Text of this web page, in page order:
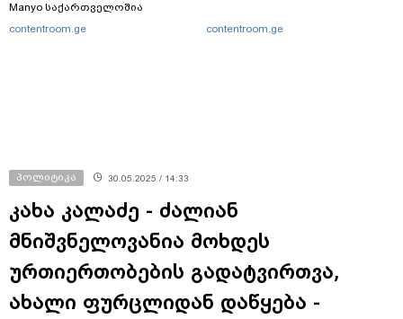
Manyo საქართველოშია
contentroom.ge
contentroom.ge
პოლიტიკა 30.05.2025 / 14:33
კახა კალაძე - ძალიან
მნიშვნელოვანია მოხდეს
ურთიერთობების გადატვირთვა,
ახალი ფურცლიდან დაწყება -